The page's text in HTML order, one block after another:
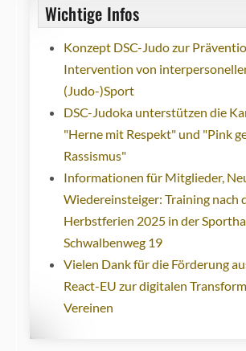
Wichtige Infos
Konzept DSC-Judo zur
Intervention von
(Judo-)Sport
DSC-Judoka unterstützen die
"Herne mit Respekt" und "Pink
Rassismus"
Informationen für Mitglieder,
Wiedereinsteiger: Training nach
Herbstferien 2025 in der
Schwalbenweg 19
Vielen Dank für die Förderung
React-EU zur digitalen
Vereinen